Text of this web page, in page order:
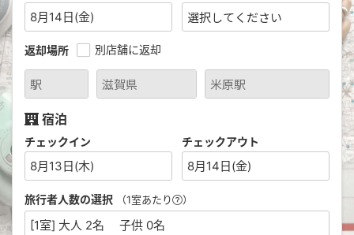
8月14日(金)
返却場所 別店舗に返却
宿泊
チェックイン
8月13日(木)
チェックアウト
8月14日(金)
旅行者人数の選択 （1室あたり ）
[1室] 大人 2名 子供 0名